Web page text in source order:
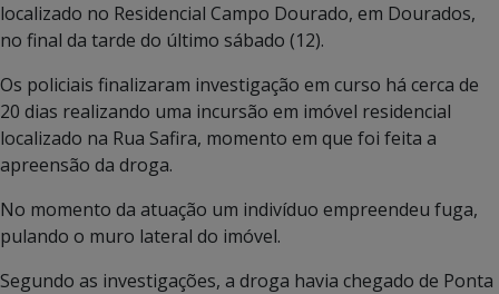
localizado no Residencial Campo Dourado, em Dourados,
no final da tarde do último sábado (12).
Os policiais finalizaram investigação em curso há cerca de
20 dias realizando uma incursão em imóvel residencial
localizado na Rua Safira, momento em que foi feita a
apreensão da droga.
No momento da atuação um indivíduo empreendeu fuga,
pulando o muro lateral do imóvel.
Segundo as investigações, a droga havia chegado de Ponta